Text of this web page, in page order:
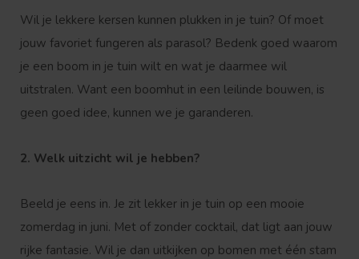
Wil je lekkere kersen kunnen plukken in je tuin? Of moet
jouw favoriet fungeren als parasol? Bedenk goed waarom
je een boom in je tuin wilt en wat je daarmee wil
uitstralen. Want een boomhut in een leilinde bouwen, is
geen goed idee, kunnen we je garanderen.
2. Welk uitzicht wil je hebben?
Beeld je eens in. Je zit lekker in je tuin op een mooie
zomerdag in juni. Met of zonder cocktail, dat ligt aan jouw
rijke fantasie. Wil je dan uitkijken op bomen met één stam